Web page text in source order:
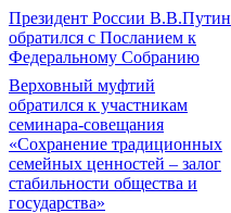
Президент России В.В.Путин
обратился с Посланием к
Федеральному Собранию
Верховный муфтий
обратился к участникам
семинара-совещания
«Сохранение традиционных
семейных ценностей – залог
стабильности общества и
государства»